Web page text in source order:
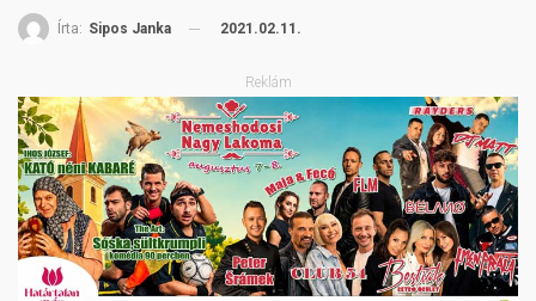
Írta: Sipos Janka 2021.02.11.
Reklám